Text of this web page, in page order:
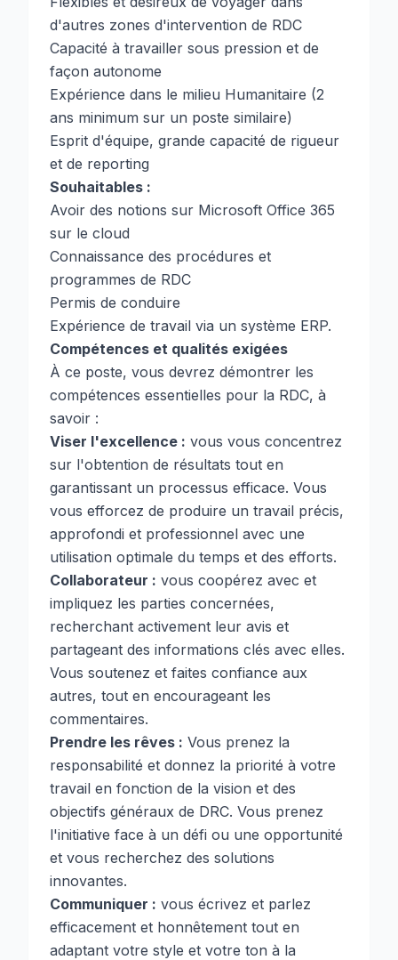
d'autres zones d'intervention de RDC
Capacité à travailler sous pression et de
façon autonome
Expérience dans le milieu Humanitaire (2
ans minimum sur un poste similaire)
Esprit d'équipe, grande capacité de rigueur
et de reporting
Souhaitables :
Avoir des notions sur Microsoft Office 365
sur le cloud
Connaissance des procédures et
programmes de RDC
Permis de conduire
Expérience de travail via un système ERP.
Compétences et qualités exigées
À ce poste, vous devrez démontrer les
compétences essentielles pour la RDC, à
savoir :
Viser l'excellence : vous vous concentrez
sur l'obtention de résultats tout en
garantissant un processus efficace. Vous
vous efforcez de produire un travail précis,
approfondi et professionnel avec une
utilisation optimale du temps et des efforts.
Collaborateur : vous coopérez avec et
impliquez les parties concernées,
recherchant activement leur avis et
partageant des informations clés avec elles.
Vous soutenez et faites confiance aux
autres, tout en encourageant les
commentaires.
Prendre les rêves : Vous prenez la
responsabilité et donnez la priorité à votre
travail en fonction de la vision et des
objectifs généraux de DRC. Vous prenez
l'initiative face à un défi ou une opportunité
et vous recherchez des solutions
innovantes.
Communiquer : vous écrivez et parlez
efficacement et honnêtement tout en
adaptant votre style et votre ton à la